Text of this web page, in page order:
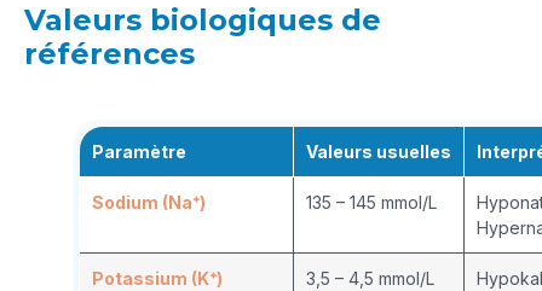
Valeurs biologiques de
références
Paramètre Valeurs usuelles
Sodium (Na⁺) 135 – 145 mmol/L
Potassium (K⁺) 3,5 – 4,5 mmol/L